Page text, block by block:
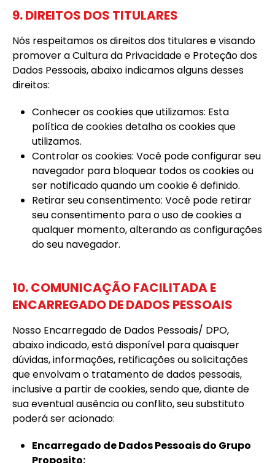
9. DIREITOS DOS TITULARES
Nós respeitamos os direitos dos titulares e visando
promover a Cultura da Privacidade e Proteção dos
Dados Pessoais, abaixo indicamos alguns desses
direitos:
Conhecer os cookies que utilizamos: Esta
política de cookies detalha os cookies que
utilizamos.
Controlar os cookies: Você pode configurar seu
navegador para bloquear todos os cookies ou
ser notificado quando um cookie é definido.
Retirar seu consentimento: Você pode retirar
seu consentimento para o uso de cookies a
qualquer momento, alterando as configurações
do seu navegador.
10. COMUNICAÇÃO FACILITADA E
ENCARREGADO DE DADOS PESSOAIS
Nosso Encarregado de Dados Pessoais/ DPO,
abaixo indicado, está disponível para quaisquer
dúvidas, informações, retificações ou solicitações
que envolvam o tratamento de dados pessoais,
inclusive a partir de cookies, sendo que, diante de
sua eventual ausência ou conflito, seu substituto
poderá ser acionado:
Encarregado de Dados Pessoais do Grupo